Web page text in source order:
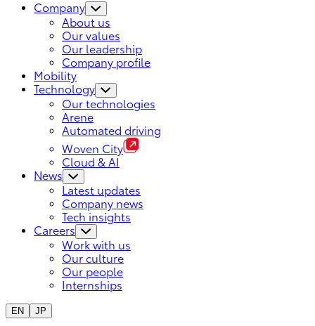
Company
About us
Our values
Our leadership
Company profile
Mobility
Technology
Our technologies
Arene
Automated driving
Woven City
Cloud & AI
News
Latest updates
Company news
Tech insights
Careers
Work with us
Our culture
Our people
Internships
EN JP